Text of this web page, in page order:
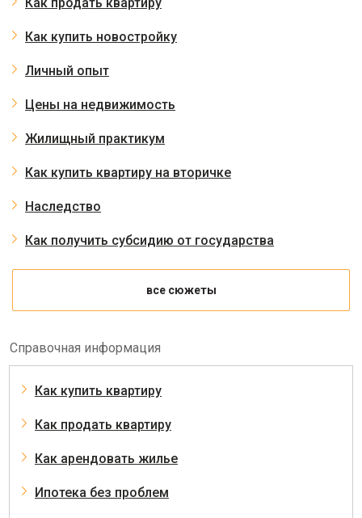
Как купить новостройку
Личный опыт
Цены на недвижимость
Жилищный практикум
Как купить квартиру на вторичке
Наследство
Как получить субсидию от государства
все сюжеты
Справочная информация
Как купить квартиру
Как продать квартиру
Как арендовать жилье
Ипотека без проблем